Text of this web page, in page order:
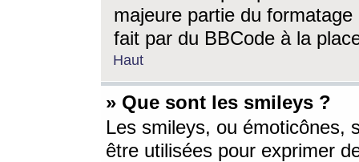
majeure partie du
fait par du BBCode à la
Haut
» Que sont les smileys ?
Les smileys, ou émoticônes,
être utilisées pour exprimer